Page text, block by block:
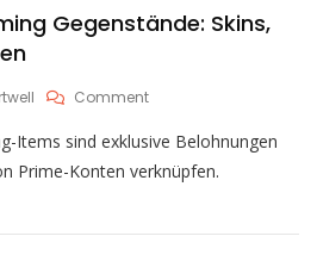
Gegenstände: Skins,
CommentOn
Ark
Prime
Gaming
Skins,
Items sind exklusive Belohnungen
Prime-Konten verknüpfen.